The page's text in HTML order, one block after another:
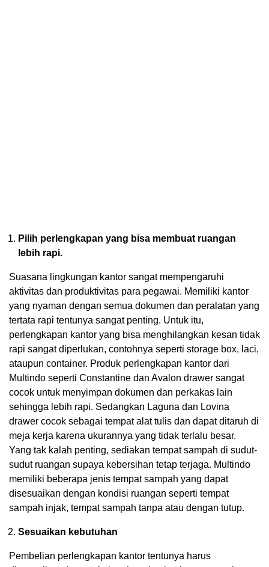
Pilih perlengkapan yang bisa membuat ruangan
lebih rapi.
Suasana lingkungan kantor sangat mempengaruhi
aktivitas dan produktivitas para pegawai. Memiliki kantor
yang nyaman dengan semua dokumen dan peralatan yang
tertata rapi tentunya sangat penting. Untuk itu,
perlengkapan kantor yang bisa menghilangkan kesan tidak
rapi sangat diperlukan, contohnya seperti storage box, laci,
ataupun container. Produk perlengkapan kantor dari
Multindo seperti Constantine dan Avalon drawer sangat
cocok untuk menyimpan dokumen dan perkakas lain
sehingga lebih rapi. Sedangkan Laguna dan Lovina
drawer cocok sebagai tempat alat tulis dan dapat ditaruh di
meja kerja karena ukurannya yang tidak terlalu besar.
Yang tak kalah penting, sediakan tempat sampah di sudut-
sudut ruangan supaya kebersihan tetap terjaga. Multindo
memiliki beberapa jenis tempat sampah yang dapat
disesuaikan dengan kondisi ruangan seperti tempat
sampah injak, tempat sampah tanpa atau dengan tutup.
Sesuaikan kebutuhan
Pembelian perlengkapan kantor tentunya harus